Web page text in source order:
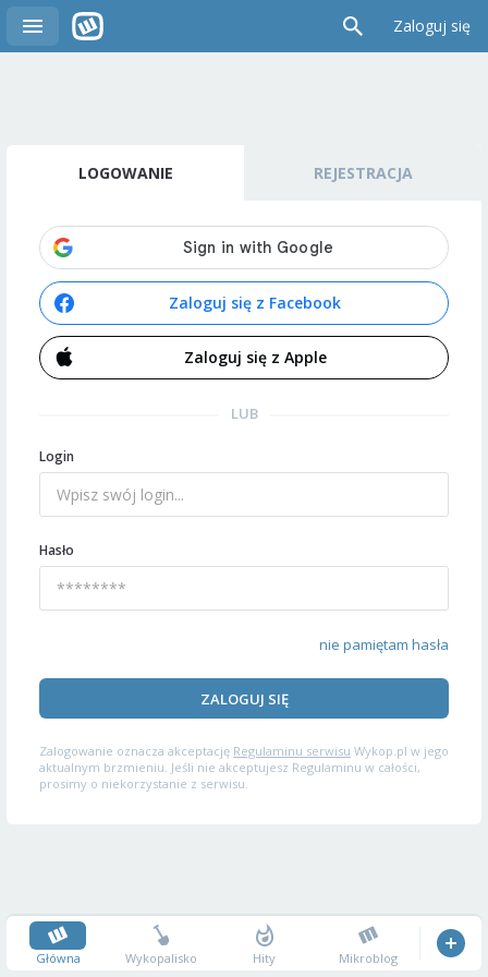
Zaloguj się
LOGOWANIE REJESTRACJA
Zaloguj się z Facebook
Zaloguj się z Apple
LUB
Login
Hasło
nie pamiętam hasła
ZALOGUJ SIĘ
Zalogowanie oznacza akceptację Regulaminu serwisu Wykop.pl w jego
aktualnym brzmieniu. Jeśli nie akceptujesz Regulaminu w całości,
prosimy o niekorzystanie z serwisu.
Główna Wykopalisko Hity Mikroblog